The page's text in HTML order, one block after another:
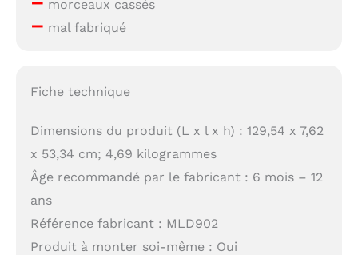
morceaux cassés
– mal fabriqué
Fiche technique
Dimensions du produit (L x l x h) : 129,54 x 7,62
x 53,34 cm; 4,69 kilogrammes
Âge recommandé par le fabricant : 6 mois – 12
ans
Référence fabricant : MLD902
Produit à monter soi-même : Oui